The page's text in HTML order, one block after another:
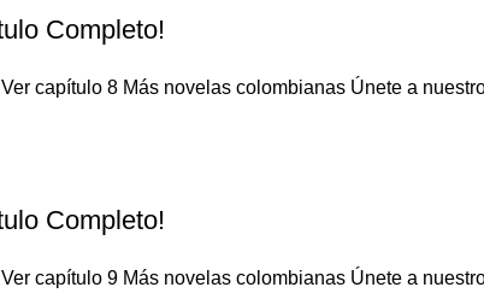
Completo!
capítulo 8 Más novelas colombianas Únete a
Completo!
capítulo 9 Más novelas colombianas Únete a